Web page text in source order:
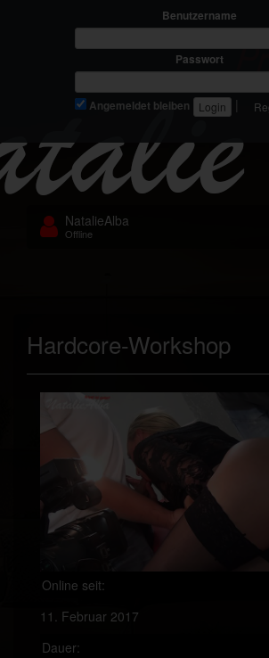
Benutzername
Passwort
Angemeldet bleiben
NatalieAlba
Offline
Hardcore-Workshop
Online seit:
11. Februar 2017
Dauer: